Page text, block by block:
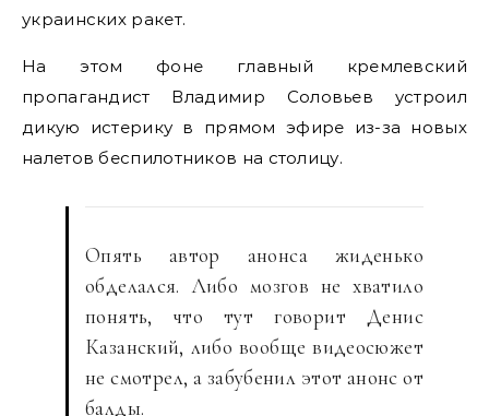
украинских ракет.
На этом фоне главный кремлевский
пропагандист Владимир Соловьев устроил
дикую истерику в прямом эфире из-за новых
налетов беспилотников на столицу.
Опять автор анонса жиденько
обделался. Либо мозгов не хватило
понять, что тут говорит Денис
Казанский, либо вообще видеосюжет
не смотрел, а забубенил этот анонс от
балды.